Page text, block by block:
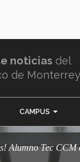
noticias del
de Monterrey
CAMPUS
Alumno Tec